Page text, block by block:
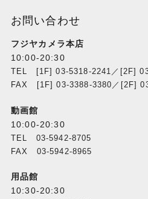
お問い合わせ
フジヤカメラ本店
10:00-20:30
TEL [1F] 03-5318-2241／[2F]
FAX [1F] 03-3388-3380／[2F]
動画館
10:00-20:30
TEL 03-5942-8705
FAX 03-5942-8965
用品館
10:30-20:30